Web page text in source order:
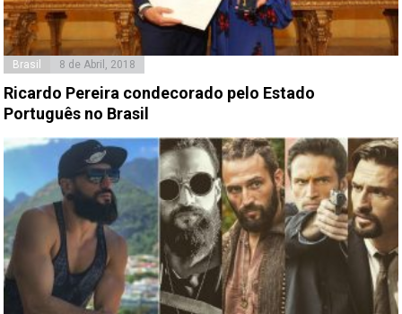
Brasil 8 de Abril, 2018
Ricardo Pereira condecorado pelo Estado
Português no Brasil